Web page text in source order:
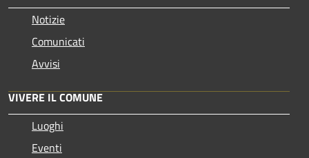
Notizie
Comunicati
Avvisi
VIVERE IL COMUNE
Luoghi
Eventi